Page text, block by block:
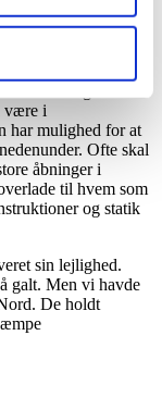
mange det
være i
har mulighed for at
Ofte skal
åbninger i
til hvem som
og statik
sin lejlighed.
galt. Men vi havde
De holdt